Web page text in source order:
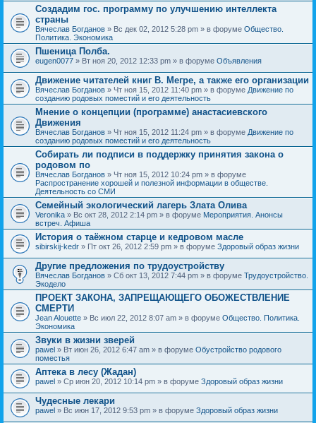
Создадим гос. программу по улучшению интеллекта
страны
Вячеслав Богданов » Вс дек 02, 2012 5:28 pm » в форуме Общество.
Политика. Экономика
Пшеница Полба.
eugen0077 » Вт ноя 20, 2012 12:33 pm » в форуме Объявления
Движение читателей книг В. Мегре, а также его организации
Вячеслав Богданов » Чт ноя 15, 2012 11:40 pm » в форуме Движение по
созданию родовых поместий и его деятельность
Мнение о концепции (программе) анастасиевского
Движения
Вячеслав Богданов » Чт ноя 15, 2012 11:24 pm » в форуме Движение по
созданию родовых поместий и его деятельность
Собирать ли подписи в поддержку принятия закона о
родовом по
Вячеслав Богданов » Чт ноя 15, 2012 10:24 pm » в форуме
Распространение хорошей и полезной информации в обществе.
Деятельность со СМИ
Семейный экологический лагерь Злата Олива
Veronika » Вс окт 28, 2012 2:14 pm » в форуме Мероприятия. Анонсы
встреч. Афиша
История о таёжном старце и кедровом масле
sibirskij-kedr » Пт окт 26, 2012 2:59 pm » в форуме Здоровый образ жизни
Другие предложения по трудоустройству
Вячеслав Богданов » Сб окт 13, 2012 7:44 pm » в форуме Трудоустройство.
Экодело
ПРОЕКТ ЗАКОНА, ЗАПРЕЩАЮЩЕГО ОБОЖЕСТВЛЕНИЕ
СМЕРТИ
Jean Alouette » Вс июл 22, 2012 8:07 am » в форуме Общество. Политика.
Экономика
Звуки в жизни зверей
pawel » Вт июн 26, 2012 6:47 am » в форуме Обустройство родового
поместья
Аптека в лесу (Жадан)
pawel » Ср июн 20, 2012 10:14 pm » в форуме Здоровый образ жизни
Чудесные лекари
pawel » Вс июн 17, 2012 9:53 pm » в форуме Здоровый образ жизни